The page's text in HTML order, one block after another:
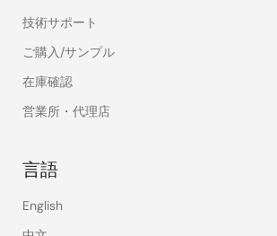
技術サポート
ご購入/サンプル
在庫確認
営業所・代理店
言語
English